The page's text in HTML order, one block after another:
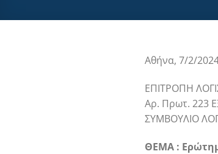
Αθήνα, 7/2/
ΕΠΙΤΡΟΠΗ
Αρ. Πρωτ. 223
ΣΥΜΒΟΥΛΙΟ
ΘΕΜΑ :